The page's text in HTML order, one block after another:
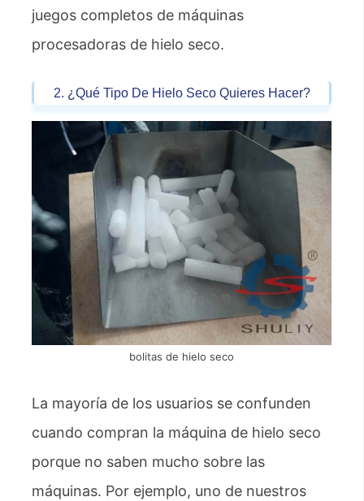
juegos completos de máquinas
procesadoras de hielo seco.
2. ¿Qué Tipo De Hielo Seco Quieres Hacer?
bolitas de hielo seco
La mayoría de los usuarios se confunden
cuando compran la máquina de hielo seco
porque no saben mucho sobre las
máquinas. Por ejemplo, uno de nuestros